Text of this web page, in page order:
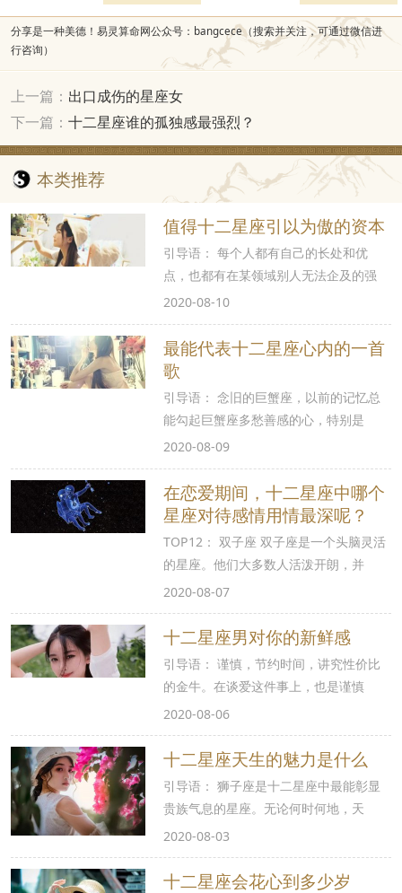
分享是一种美德！易灵算命网公众号：bangcece（搜索并关注，可通过微信进
行咨询）
上一篇： 出口成伤的星座女
下一篇： 十二星座谁的孤独感最强烈？
本类推荐
值得十二星座引以为傲的资本
引导语： 每个人都有自己的长处和优
点，也都有在某领域别人无法企及的强
2020-08-10
最能代表十二星座心内的一首
歌
引导语： 念旧的巨蟹座，以前的记忆总
能勾起巨蟹座多愁善感的心，特别是
2020-08-09
在恋爱期间，十二星座中哪个
星座对待感情用情最深呢？
TOP12： 双子座 双子座是一个头脑灵活
的星座。他们大多数人活泼开朗，并
2020-08-07
十二星座男对你的新鲜感
引导语： 谨慎，节约时间，讲究性价比
的金牛。在谈爱这件事上，也是谨慎
2020-08-06
十二星座天生的魅力是什么
引导语： 狮子座是十二星座中最能彰显
贵族气息的星座。无论何时何地，天
2020-08-03
十二星座会花心到多少岁